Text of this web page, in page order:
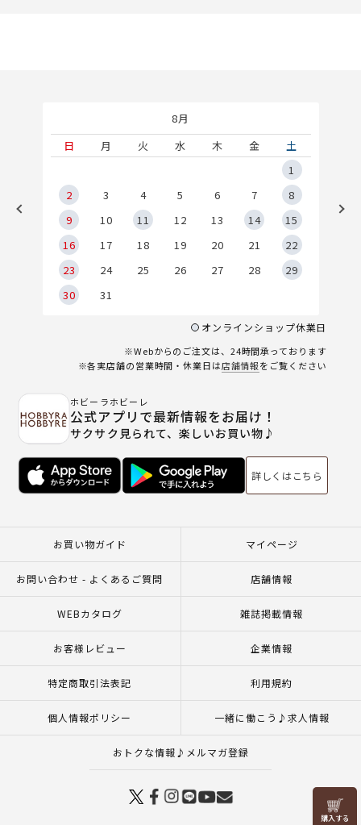
リリヤン
フェア
8月
日
月 火 水 木 金
土
1
2
3 4 5 6 7
8
9
10 11 12 13 14
15
16
17 18 19 20 21
22
23
24 25 26 27 28
29
30
31
オンラインショップ休業日
※Webからのご注文は、24時間承っております
※各実店舗の営業時間・休業日は店舗情報をご覧ください
ホビーラホビーレ
公式アプリで最新情報をお届け！
サクサク見られて、楽しいお買い物♪
詳しくはこちら
お買い物ガイド マイページ
お問い合わせ - よくあるご質問 店舗情報
WEBカタログ 雑誌掲載情報
お客様レビュー 企業情報
特定商取引法表記 利用規約
個人情報ポリシー 一緒に働こう♪求人情報
おトクな情報♪メルマガ登録